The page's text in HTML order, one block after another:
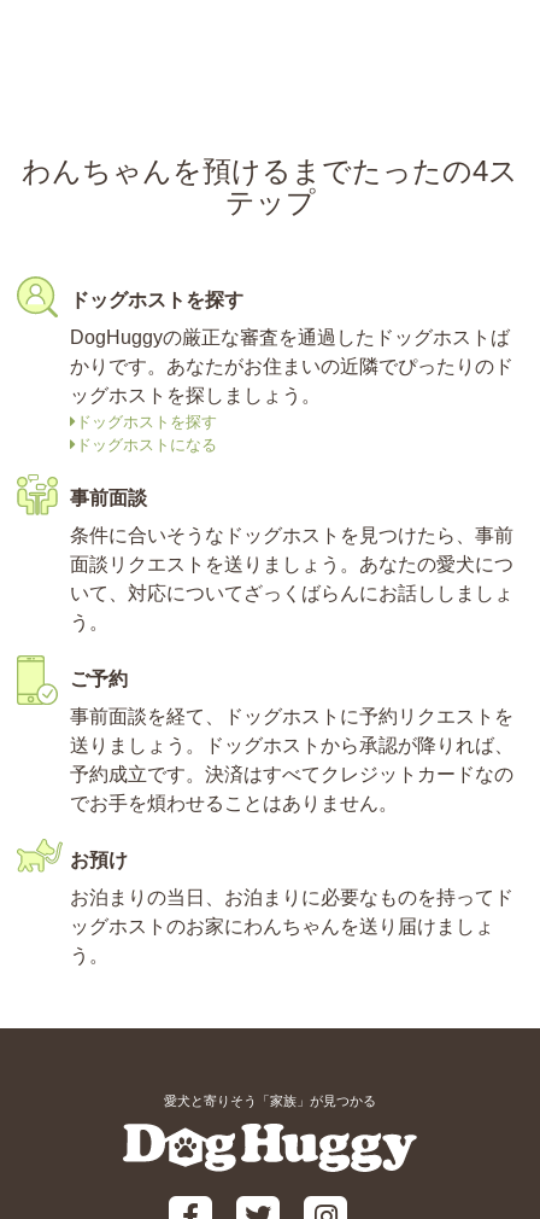
わんちゃんを預けるまでたったの4ス
テップ
ドッグホストを探す
DogHuggyの厳正な審査を通過したドッグホストば
かりです。あなたがお住まいの近隣でぴったりのド
ッグホストを探しましょう。
ドッグホストを探す
ドッグホストになる
事前面談
条件に合いそうなドッグホストを見つけたら、事前
面談リクエストを送りましょう。あなたの愛犬につ
いて、対応についてざっくばらんにお話ししましょ
う。
ご予約
事前面談を経て、ドッグホストに予約リクエストを
送りましょう。ドッグホストから承認が降りれば、
予約成立です。決済はすべてクレジットカードなの
でお手を煩わせることはありません。
お預け
お泊まりの当日、お泊まりに必要なものを持ってド
ッグホストのお家にわんちゃんを送り届けましょ
う。
愛犬と寄りそう「家族」が見つかる